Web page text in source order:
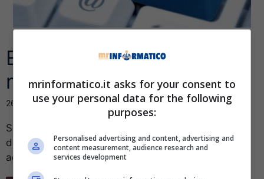
E-commerce, il futuro è…
mobile
26 Giugno 2017
Se vuoi avviare un buon business online, un must è
disporre di un sito web responsive che possa
adattarsi volta per ...
mrinformatico.it asks for your consent to
use your personal data for the following
purposes:
Personalised advertising and content, advertising and
content measurement, audience research and
services development